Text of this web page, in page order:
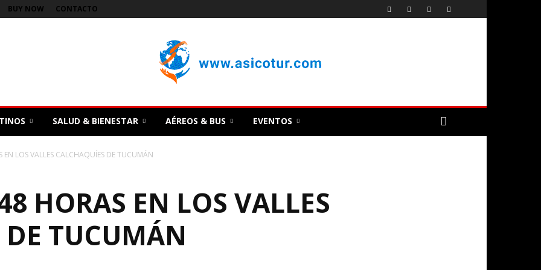
BUY NOW CONTACTO
SALUD & BIENESTAR AÉREOS & BUS EVENTOS
EN LOS VALLES CALCHAQUÍES DE TUCUMÁN
HORAS EN LOS VALLES
TUCUMÁN